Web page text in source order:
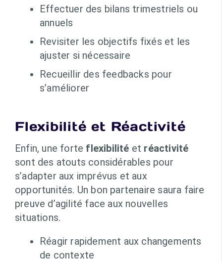
Effectuer des bilans trimestriels ou
annuels
Revisiter les objectifs fixés et les
ajuster si nécessaire
Recueillir des feedbacks pour
s’améliorer
Flexibilité et Réactivité
Enfin, une forte flexibilité et réactivité
sont des atouts considérables pour
s’adapter aux imprévus et aux
opportunités. Un bon partenaire saura faire
preuve d’agilité face aux nouvelles
situations.
Réagir rapidement aux changements
de contexte